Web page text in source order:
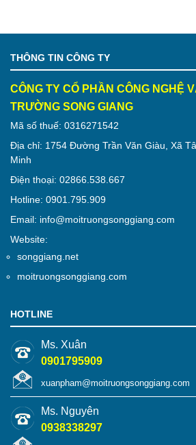
THÔNG TIN CÔNG TY
CÔNG TY CỔ PHẦN CÔNG NGHỆ
TRƯỜNG SONG GIANG
Mã số thuế: 0316271542
Địa chỉ: 1754 Đường Trần Văn Giàu, Xã
Minh
Điện thoại: 02866.538.667
Hotline: 0901.795.909
Email: info@moitruongsonggiang.com
Website:
songgiang.net
moitruongsonggiang.com
HOTLINE
Ms. Xuân
0901795909
xuanpham@moitruongsonggiang.com
Ms. Nguyên
0938338297